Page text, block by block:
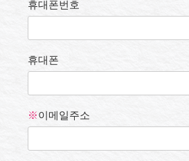
휴대폰번호
휴대폰
※ 이메일주소